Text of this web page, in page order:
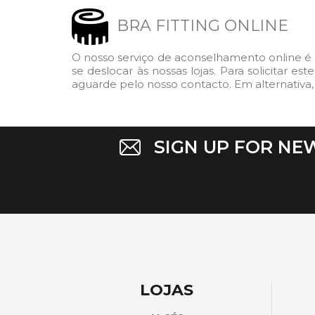
BRA FITTING ONLINE
O nosso serviço de aconselhamento online
se deslocar às nossas lojas. Para solicitar
aguarde pelo nosso contacto. Em
SIGN UP FOR
LOJAS